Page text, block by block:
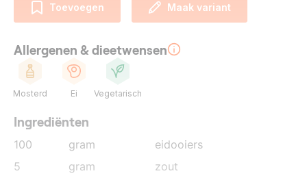
Toevoegen Maak variant
Allergenen & dieetwensen
Mosterd Ei Vegetarisch
Ingrediënten
100 gram
eidooiers
5
gram
zout